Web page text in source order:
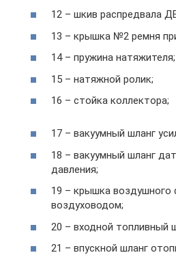
12 – шкив распредвала
13 – крышка №2 ремня
14 – пружина натяжителя;
15 – натяжной ролик;
16 – стойка коллектора;
17 – вакуумный шланг
18 – вакуумный шланг
давления;
19 – крышка воздушного
воздуховодом;
20 – входной топливный
21 – впускной шланг